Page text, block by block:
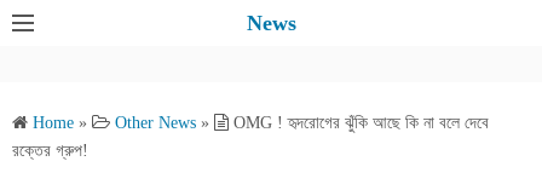
News
Home » Other News »
OMG ! হৃদরোগের ঝুঁকি আছে কি না বলে দেবে
রক্তের গ্রুপ!